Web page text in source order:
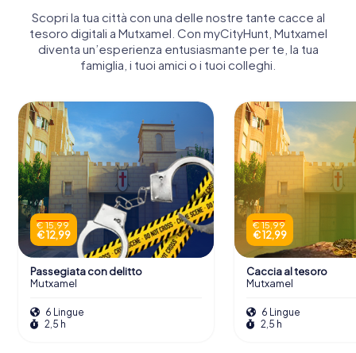
Scopri la tua città con una delle nostre tante cacce al
tesoro digitali a Mutxamel. Con myCityHunt, Mutxamel
diventa un’esperienza entusiasmante per te, la tua
famiglia, i tuoi amici o i tuoi colleghi.
€ 15,99
€ 12,99
Passegiata con delitto
Mutxamel
6 Lingue
2,5 h
€ 15,99
€ 12,99
Caccia al tesoro
Mutxamel
6 Lingue
2,5 h